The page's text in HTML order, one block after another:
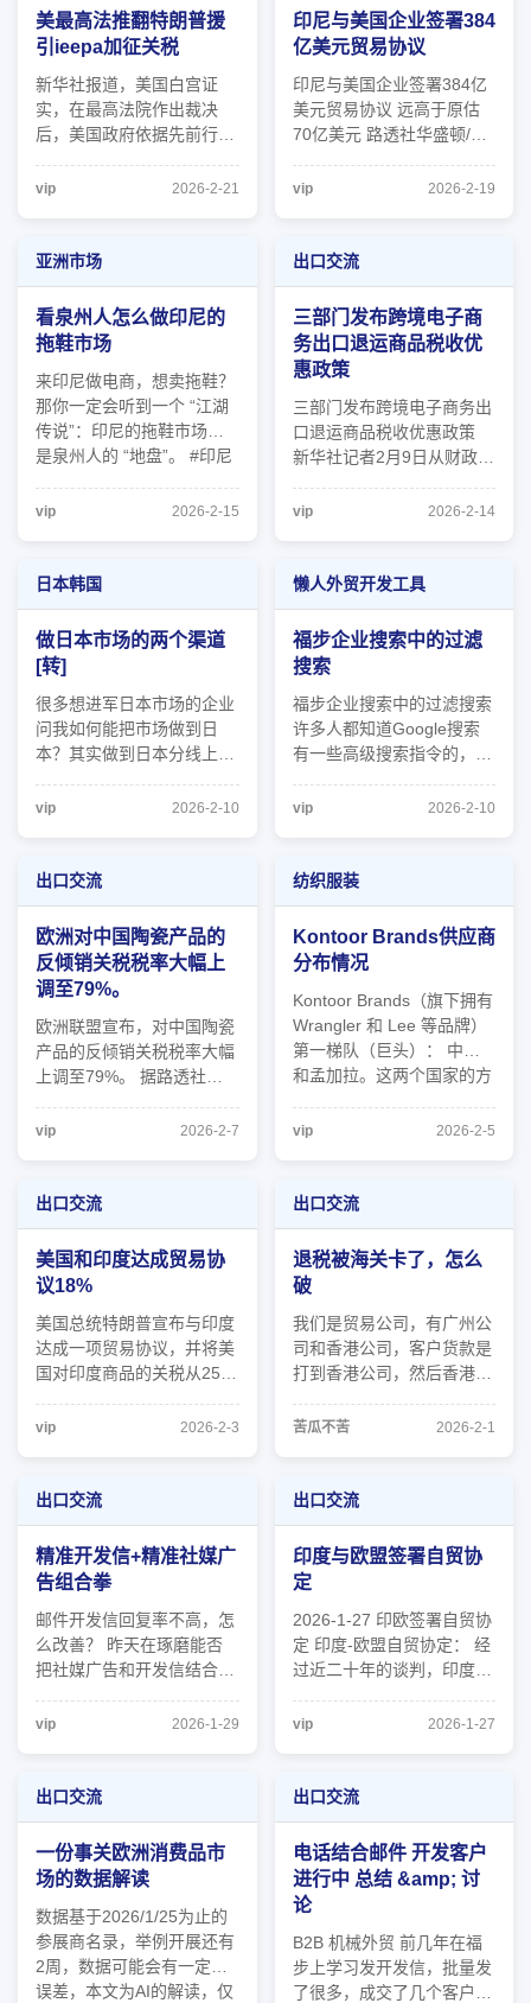
攻报关资料的 ...
回来吗？是因我们产品质量
不合格要不回款还是其 ...
美最高法推翻特朗普援
引ieepa加征关税
新华社报道，美国白宫证
实，在最高法院作出裁决
后，美国政府依据先前行政
力法》推动的相关关税将不
的投票结果，裁定总统特朗
普动用紧急权力法单方面对
世界各国加征关税，超越了
总统职权 ...
vip 2026-2-21
印尼与美国企业签署384
亿美元贸易协议
印尼与美国企业签署384亿
美元贸易协议 远高于原估
70亿美元 路透社华盛顿/雅
声明中表示，周三18日，印
值印尼总统普拉博沃
（Prabowo Subianto）准
备在周四与美国总统特朗普
会晤并签署最终贸易协 ...
vip 2026-2-19
亚洲市场
看泉州人怎么做印尼的
拖鞋市场
来印尼做电商，想卖拖鞋？
那你一定会听到一个 “江湖
传说”：印尼的拖鞋市场，
是泉州人的 “地盘”。 #印尼
#海外华人 #商业思维 来印
说：印尼的拖鞋市场是泉州
人的地盘。这个可不是空穴
来风， ...
vip 2026-2-15
出口交流
三部门发布跨境电子商
务出口退运商品税收优
惠政策
三部门发布跨境电子商务出
口退运商品税收优惠政策
新华社记者2月9日从财政部
署、税务总局联合发布公
公告规定，对2026年1月1
日至2027年12月31日期间
在跨境电子商务海关监管代
码（1210、9610 ...
vip 2026-2-14
日本韩国
做日本市场的两个渠道
[转]
很多想进军日本市场的企业
问我如何能把市场做到日
本？其实做到日本分线上和
大家已经知道的一些日亚、
经很熟练了，加上完整的供
应链和一些合规的法律法
规，基本上就可以把线上渠
道铺满。但是 ...
vip 2026-2-10
懒人外贸开发工具
福步企业搜索中的过滤
搜索
福步企业搜索中的过滤搜索
许多人都知道Google搜索
有一些高级搜索指令的，比
思。福步有比较详细的
vip 2026-2-10
出口交流
欧洲对中国陶瓷产品的
反倾销关税税率大幅上
调至79%。
欧洲联盟宣布，对中国陶瓷
产品的反倾销关税税率大幅
上调至79%。 据路透社报
后，欧盟就对中国进口陶瓷
盟星期五（2月6日）发布的
官方公报显示，欧盟27个成
员国将对上述产品由现行征
收的13.1%至 ...
vip 2026-2-7
纺织服装
Kontoor Brands供应商
分布情况
Kontoor Brands（旗下拥有
Wrangler 和 Lee 等品牌）
第一梯队（巨头）： 中国
和孟加拉。这两个国家的方
Brands 的生产重心依然高
巴基斯坦、越南、墨西哥。
这些是重要的平衡力量，尤
其是墨 ...
vip 2026-2-5
出口交流
美国和印度达成贸易协
议18%
美国总统特朗普宣布与印度
达成一项贸易协议，并将美
国对印度商品的关税从25%
购买俄罗斯石油并降低贸易
斯石油而向印度额外征收的
25%惩罚性关税。 综合彭
博社和路透社报道，特朗普
星期一（2月 ...
vip 2026-2-3
出口交流
退税被海关卡了，怎么
破
我们是贸易公司，有广州公
司和香港公司，客户货款是
打到香港公司，然后香港公
的公司，广州公司结汇出来
一直退得很顺，最近一次性
提交了15张报关单要退税，
退税金额十来万，可能金额
较大，要 ...
苦瓜不苦 2026-2-1
出口交流
精准开发信+精准社媒广
告组合拳
邮件开发信回复率不高，怎
么改善？ 昨天在琢磨能否
把社媒广告和开发信结合 1
如某国某市 开发前先收集
地区的人社媒使用习惯；我
们目标人群里的负责人我们
能否收集到他们个人的社
媒，看 ...
vip 2026-1-29
出口交流
印度与欧盟签署自贸协
定
2026-1-27 印欧签署自贸协
定 印度-欧盟自贸协定： 经
过近二十年的谈判，印度与
二签署自由贸易协定
deals）的协定，预计将在
印度-欧盟峰会上正式宣
布。
vip 2026-1-27
出口交流
一份事关欧洲消费品市
场的数据解读
数据基于2026/1/25为止的
参展商名录，举例开展还有
2周，数据可能会有一定的
误差，本文为AI的解读，仅
出口交流
电话结合邮件 开发客户
进行中 总结 &amp; 讨
论
B2B 机械外贸 前几年在福
步上学习发开发信，批量发
了很多，成交了几个客户，